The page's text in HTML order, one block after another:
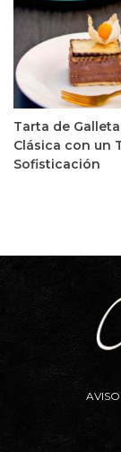
Tarta de
Clásica con un
Sofisticación
AVISO